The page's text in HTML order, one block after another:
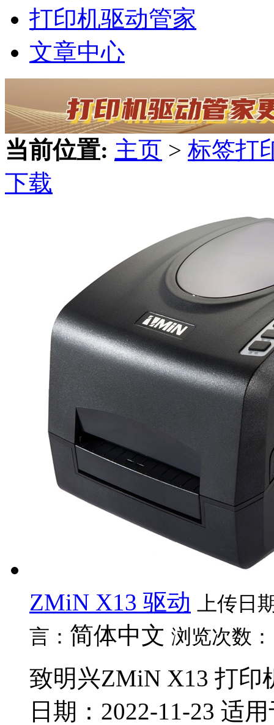
打印机驱动管家
文章中心
当前位置: 主页 > 标签打
下载
ZMiN X13 驱动 上传日
言： 简体中文 浏览次数：
致明兴ZMiN X13 打印
日期：2022-11-23 适